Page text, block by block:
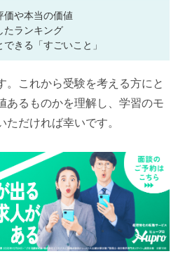
価や本当の価値
たランキング
きる「すごいこと」
。これから受験を考える方にと
あるものかを理解し、学習のモ
だければ幸いです。